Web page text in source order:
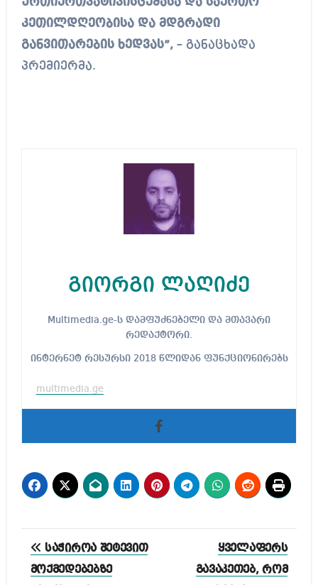
კეთილდღეობისა და მდგრადი
განვითარების ხედვას”,– განაცხადა
პრემიერმა.
გიორგი ლაღიძე
Multimedia.ge-ს დამფუძნებელი და მთავარი
რედაქტორი.
ინტერნეტ რესურსი 2018 წლიდან ფუნქციონირებს
multimedia.ge
პოსტის
ნავიგაცია
საჭიროა შეტევით
მოქმედებებზე
ყველაფერს
გავაკეთებ, რომ